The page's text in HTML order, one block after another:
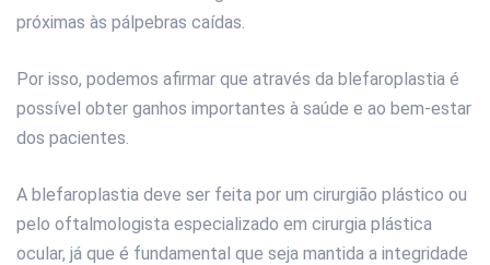
próximas às pálpebras caídas.
Por isso, podemos aﬁrmar que através da blefaroplastia é
possível obter ganhos importantes à saúde e ao bem-estar
dos pacientes.
A blefaroplastia deve ser feita por um cirurgião plástico ou
pelo oftalmologista especializado em cirurgia plástica
ocular, já que é fundamental que seja mantida a integridade